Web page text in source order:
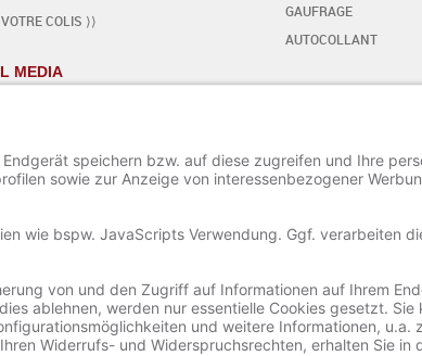
COLIS ⟩⟩
MEDIA
GAUFRAGE
AUTOCOLLANT
INSÉRER / MODIFIER
AJOUTER DES
PROJET SAUVER ET